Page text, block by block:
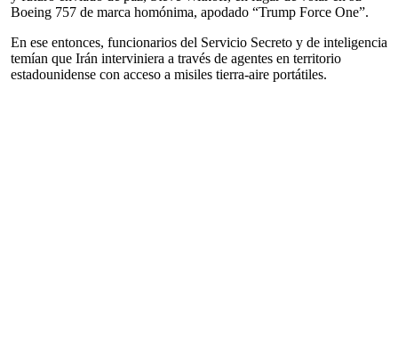
Boeing 757 de marca homónima, apodado “Trump Force One”.
En ese entonces, funcionarios del Servicio Secreto y de inteligencia
temían que Irán interviniera a través de agentes en territorio
estadounidense con acceso a misiles tierra-aire portátiles.